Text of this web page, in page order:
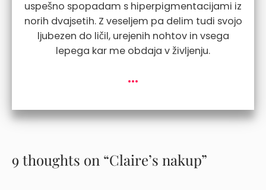
uspešno spopadam s hiperpigmentacijami iz
norih dvajsetih. Z veseljem pa delim tudi svojo
ljubezen do ličil, urejenih nohtov in vsega
lepega kar me obdaja v življenju.
...
9 thoughts on “Claire’s nakup”